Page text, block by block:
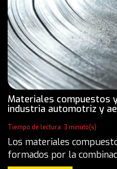
Materiales compuestos
industria automotriz y
Tiempo de lectura: 3 minuto(s)
Los materiales
formados por la